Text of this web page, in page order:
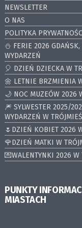
NEWSLETTER
O NAS
POLITYKA
⛄️ FERIE 2026
WYDARZEŃ
🎈 DZIEŃ DZIECKA W
🌼 LETNIE BRZMIENIA
🌙 NOC MUZEÓW 2026
🎆 SYLWESTER 2025/
WYDARZEŃ W
🌷DZIEŃ KOBIET 2026
🌹DZIEŃ MATKI W
💌WALENTYNKI 2026 W
PUNKTY
MIASTACH